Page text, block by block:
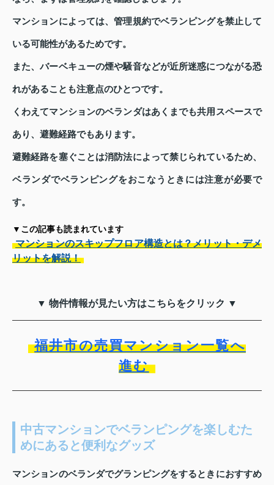
マンションによっては、管理規約でベランピングを禁止して
いる可能性があるためです。
また、バーベキューの煙や騒音などが近所迷惑につながる恐
れがあることも注意点のひとつです。
くわえてマンションのベランダはあくまでも共用スペースで
あり、避難経路でもあります。
避難経路を塞ぐことは消防法によって禁じられているため、
ベランダでベランピングをおこなうときには注意が必要で
す。
▼この記事も読まれています
マンションのスキップフロア構造とは？メリット・デメ
リットを解説！
▼ 物件情報が見たい方はこちらをクリック ▼
福井市の売買マンション一覧へ
進む
中古マンションでベランピングを楽しむた
めにあると便利なグッズ
マンションのベランダでグランピングをするときにおすすめ